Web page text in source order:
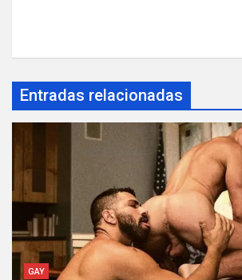
Entradas relacionadas
GAY